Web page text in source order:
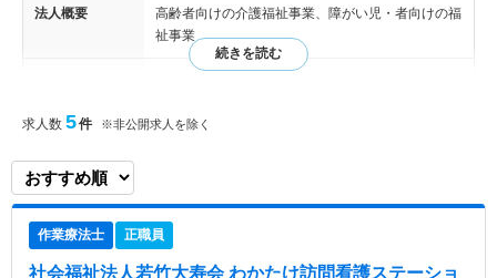
法人概要
高齢者向けの介護福祉事業、障がい児・者向けの福
祉事業
設「わかたけ青葉」、サービス付き高齢者向け住宅
健施設でもありますので、地域に根ざした施設とい
求人数 5件 ※非公開求人を除く
作業療法士 正職員
社会福祉法人若竹大寿会 わかたけ訪問看護ステーショ